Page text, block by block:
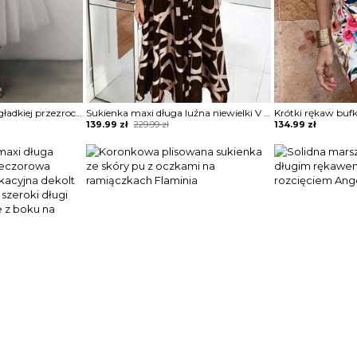
Suknia wieczorowa z gładkiej przezroczystej siateczki na ramiączkach spaghetti sukienka Isedore Sukienka maxi długa luźna niewielki V dekolt kołnierz długi prosty rękaw dopasowana wiązana w talii Adolfa
229.99zł
Original
was:
229.99 zł.
139.99 zł
Current
is:
139.99 zł.
134.99 zł